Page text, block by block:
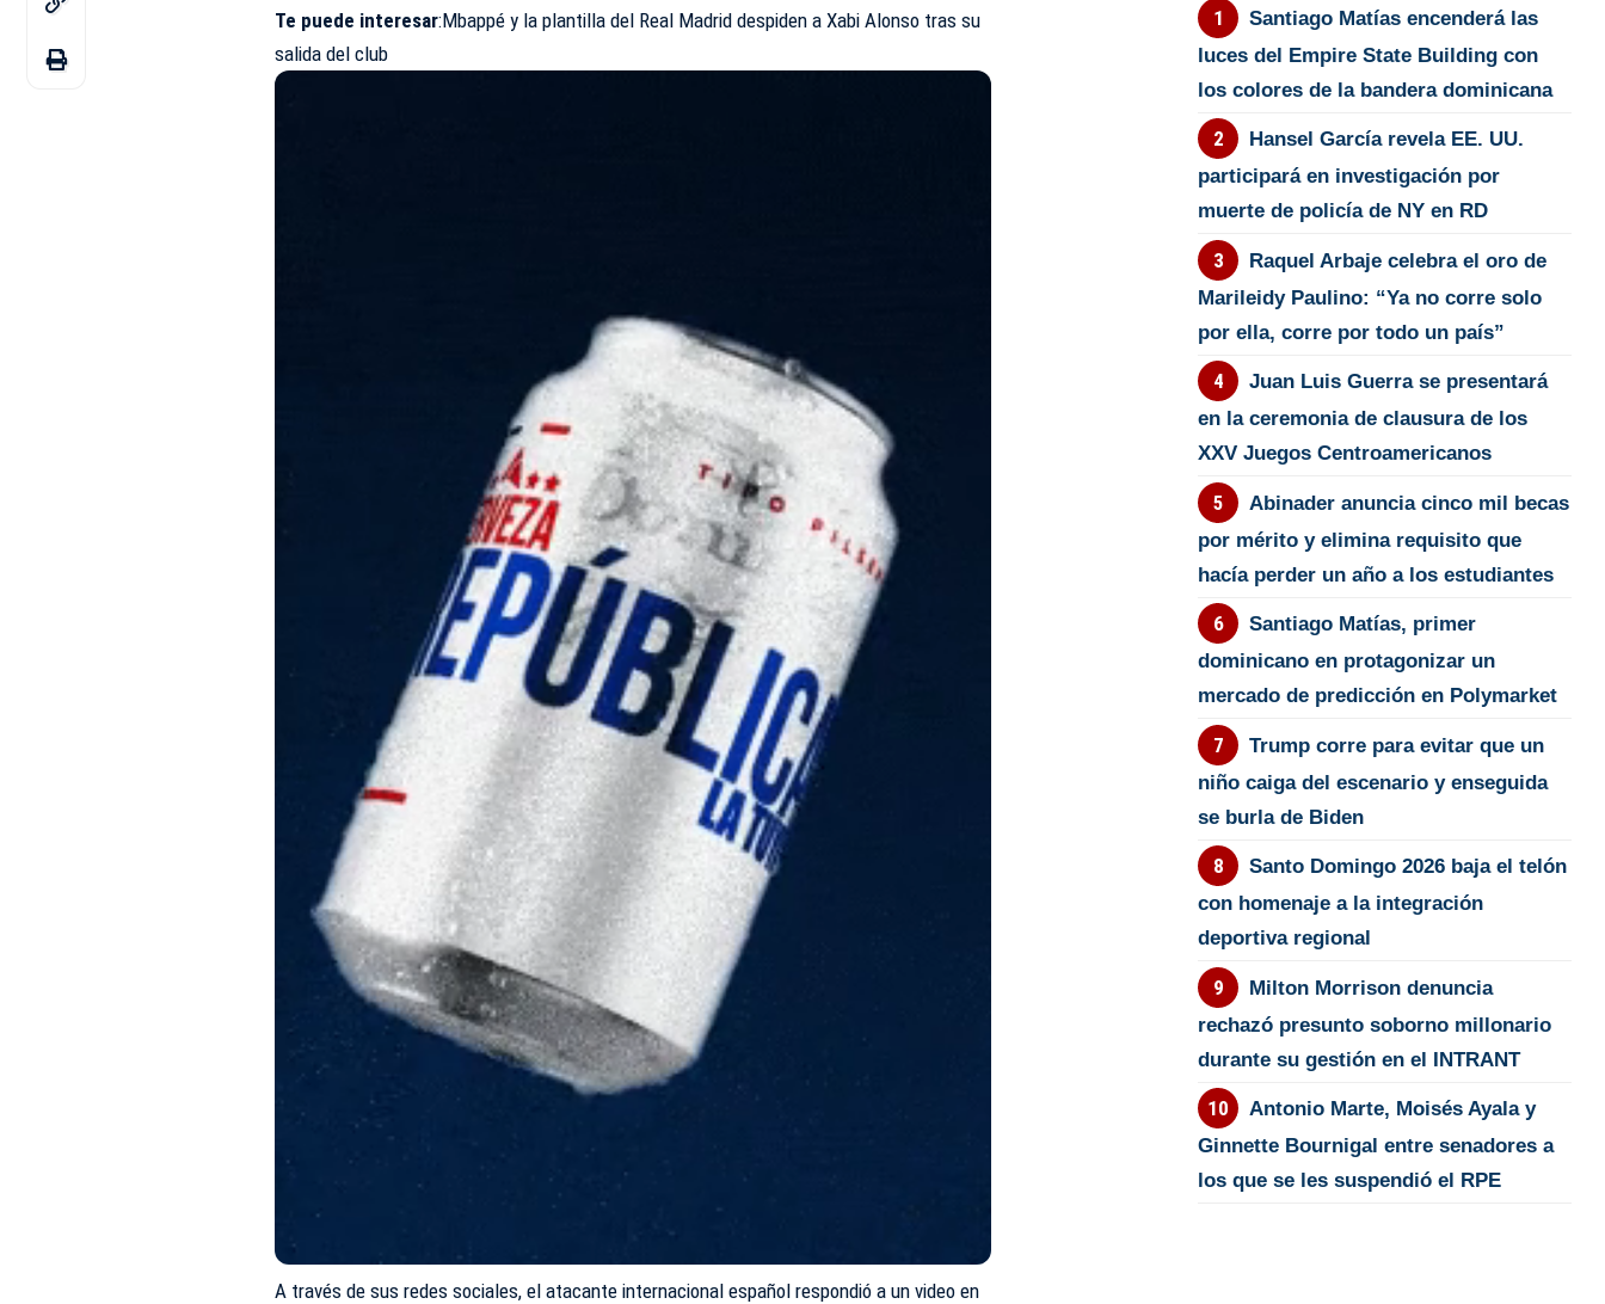
Te puede interesar:Mbappé y la plantilla del Real Madrid despiden a Xabi Alonso tras su
salida del club
A través de sus redes sociales, el atacante internacional español respondió a un video en
Santiago Matías encenderá las
luces del Empire State Building con
los colores de la bandera dominicana
Hansel García revela EE. UU.
participará en investigación por
muerte de policía de NY en RD
Raquel Arbaje celebra el oro de
Marileidy Paulino: “Ya no corre solo
por ella, corre por todo un país”
Juan Luis Guerra se presentará
en la ceremonia de clausura de los
XXV Juegos Centroamericanos
Abinader anuncia cinco mil becas
por mérito y elimina requisito que
hacía perder un año a los estudiantes
Santiago Matías, primer
dominicano en protagonizar un
mercado de predicción en Polymarket
Trump corre para evitar que un
niño caiga del escenario y enseguida
se burla de Biden
Santo Domingo 2026 baja el telón
con homenaje a la integración
deportiva regional
Milton Morrison denuncia
rechazó presunto soborno millonario
durante su gestión en el INTRANT
Antonio Marte, Moisés Ayala y
Ginnette Bournigal entre senadores a
los que se les suspendió el RPE